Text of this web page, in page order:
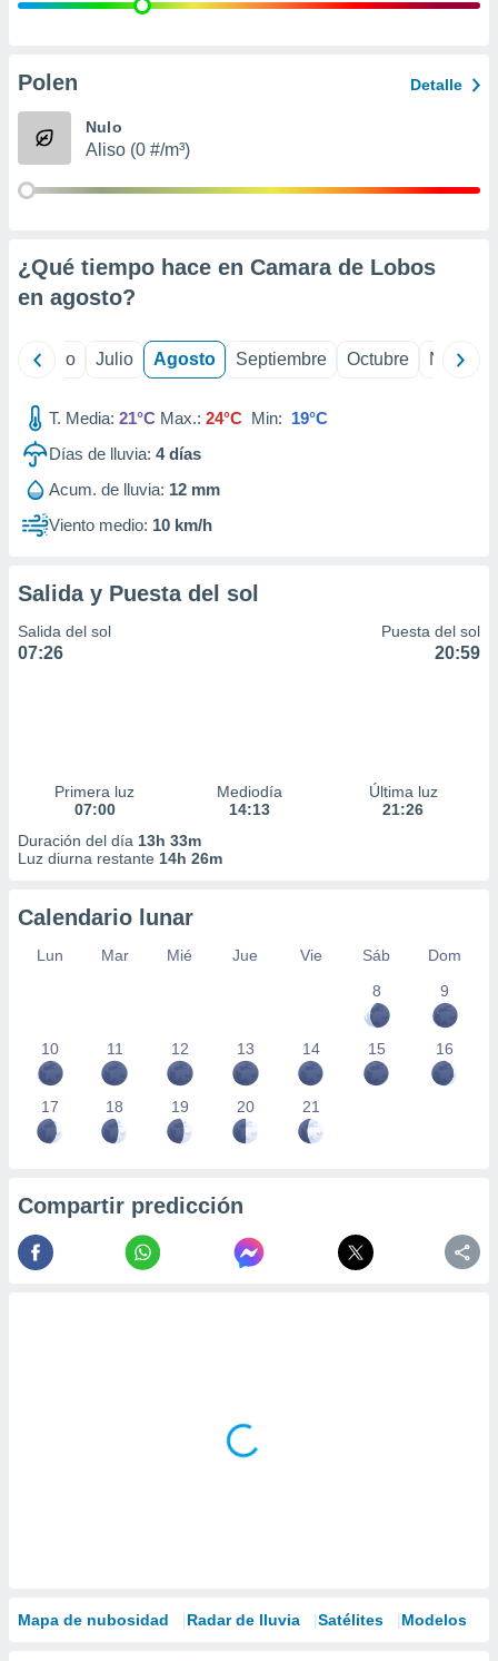
publicidad
de
Polen Detalle
Nulo
Aliso (0 #/m³)
¿Qué tiempo hace en Camara de Lobos
en agosto?
Junio Julio Agosto Septiembre Octubre
T. Media: 21°C Max.: 24°C Min: 19°C
Días de lluvia: 4días
Acum. de lluvia: 12 mm
Viento medio: 10 km/h
Salida y Puesta del sol
Salida del sol
07:26
Puesta del sol
20:59
Primera luz
07:00
Mediodía
14:13
Última luz
21:26
Duración del día 13h 33m
Luz diurna restante 14h 26m
Calendario lunar
Lun Mar Mié Jue Vie Sáb
Dom
8
9
10 11 12 13 14 15 16
17 18 19 20 21
Compartir predicción
Mapa de nubosidad Radar de lluvia Satélites Modelos